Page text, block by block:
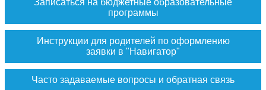
Записаться на бюджетные образовательные
программы
Инструкции для родителей по оформлению
заявки в "Навигатор"
Часто задаваемые вопросы и обратная связь